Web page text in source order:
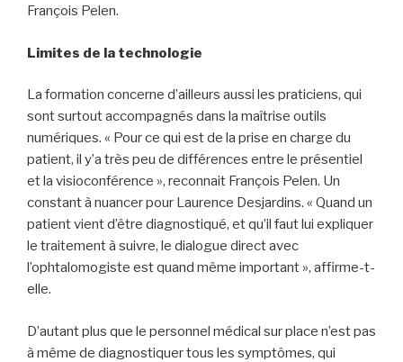
François Pelen.
Limites de la technologie
La formation concerne d’ailleurs aussi les praticiens, qui
sont surtout accompagnés dans la maîtrise outils
numériques. « Pour ce qui est de la prise en charge du
patient, il y’a très peu de différences entre le présentiel
et la visioconférence », reconnait François Pelen. Un
constant à nuancer pour Laurence Desjardins. « Quand un
patient vient d’être diagnostiqué, et qu’il faut lui expliquer
le traitement à suivre, le dialogue direct avec
l’ophtalomogiste est quand même important », affirme-t-
elle.
D’autant plus que le personnel médical sur place n’est pas
à même de diagnostiquer tous les symptômes, qui